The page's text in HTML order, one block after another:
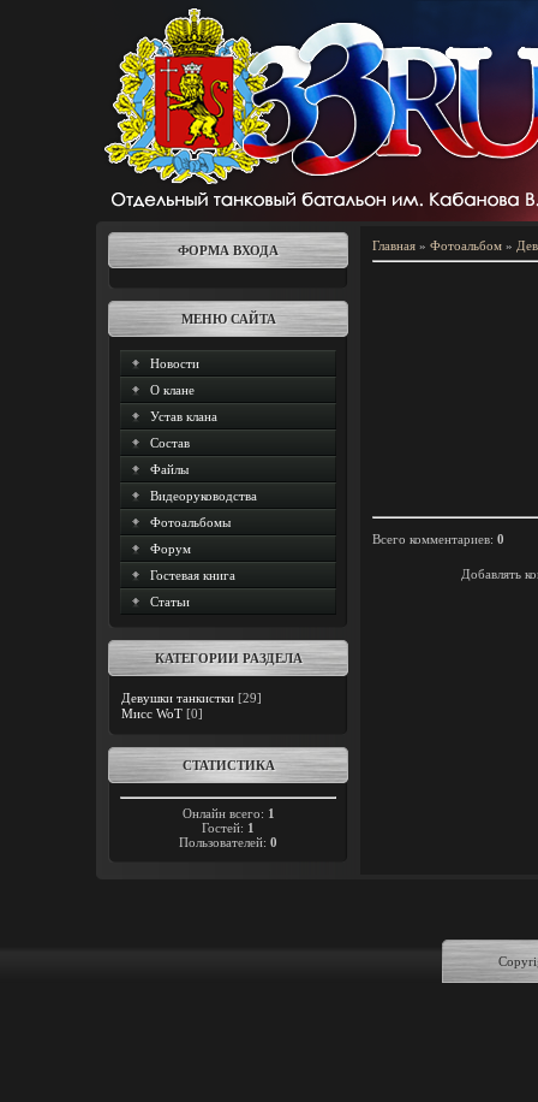
ФОРМА ВХОДА
МЕНЮ САЙТА
Новости
О клане
Устав клана
Состав
Файлы
Видеоруководства
Фотоальбомы
Форум
Гостевая книга
Статьи
КАТЕГОРИИ РАЗДЕЛА
Девушки танкистки [29]
Мисс WoT [0]
СТАТИСТИКА
Онлайн всего: 1
Гостей: 1
Пользователей: 0
Главная » Фотоальбом »
Всего комментариев: 0
Добавлять